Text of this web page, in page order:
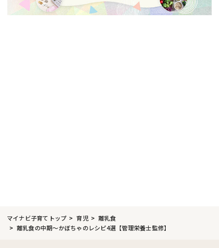
マイナビ子育てトップ 育児
離乳食
離乳食の中期〜かぼちゃのレシピ4選【管理栄養士監修】